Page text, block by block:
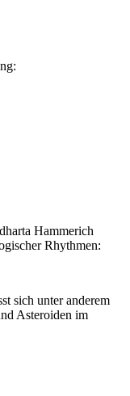
Hammerich
Rhythmen:
sich unter anderem
Asteroiden im